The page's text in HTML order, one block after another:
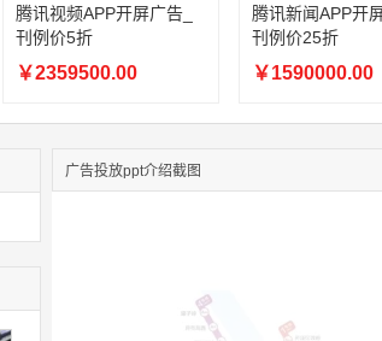
08:52:47 155****6115 联
03:27:46 181****7631
联
03:18:49 173****0620
联
03:42:33 158****0746 联
腾讯视频APP开屏广告_
刊例价5折
￥2359500.00
腾讯新闻APP开
刊例价25折
￥1590000.00
广告投放ppt介绍截图